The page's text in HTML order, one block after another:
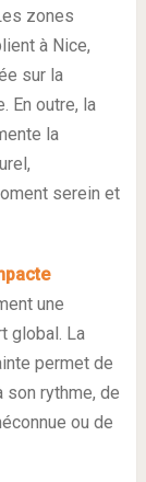
zones
à Nice,
sur la
En outre, la
la
serein et
une
global. La
permet de
rythme, de
ou de